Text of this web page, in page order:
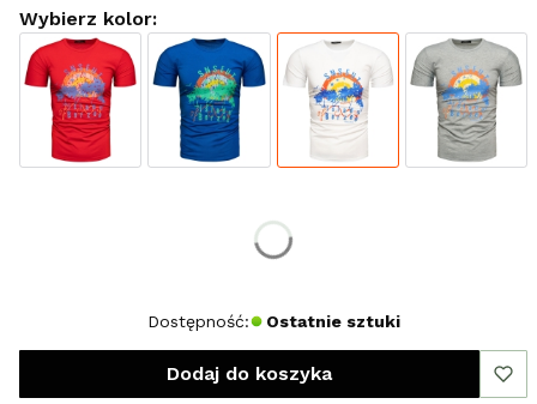
Wybierz kolor:
Dostępność: Ostatnie sztuki
Dodaj do koszyka